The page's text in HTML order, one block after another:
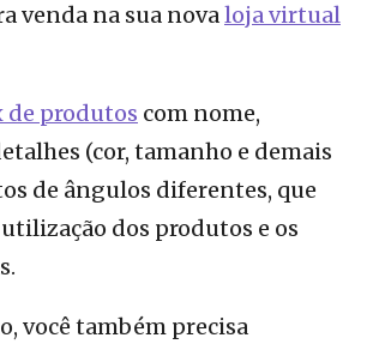
venda na sua novaloja virtual
de produtos com nome,
(cor, tamanho e demais
de ângulos diferentes, que
dos produtos e os
você também precisa